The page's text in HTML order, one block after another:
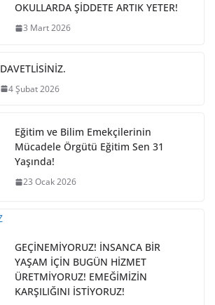
OKULLARDA ŞİDDETE ARTIK YETER!
3 Mart 2026
DAVETLİSİNİZ.
4 Şubat 2026
Eğitim ve Bilim Emekçilerinin
Mücadele Örgütü Eğitim Sen 31
Yaşında!
23 Ocak 2026
GEÇİNEMİYORUZ! İNSANCA BİR
YAŞAM İÇİN BUGÜN HİZMET
ÜRETMİYORUZ! EMEĞİMİZİN
KARŞILIĞINI İSTİYORUZ!